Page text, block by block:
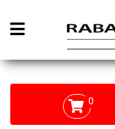
Open menu
0